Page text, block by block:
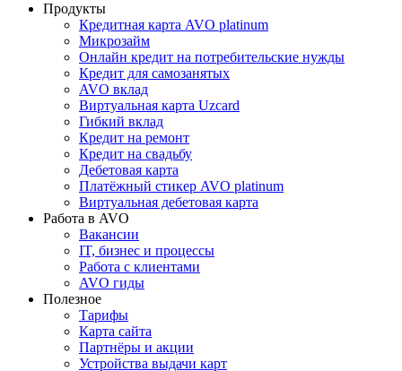
Продукты
Кредитная карта AVO platinum
Микрозайм
Онлайн кредит на потребительские нужды
Кредит для самозанятых
AVO вклад
Виртуальная карта Uzcard
Гибкий вклад
Кредит на ремонт
Кредит на свадьбу
Дебетовая карта
Платёжный стикер AVO platinum
Виртуальная дебетовая карта
Работа в AVO
Вакансии
IT, бизнес и процессы
Работа с клиентами
AVO гиды
Полезное
Тарифы
Карта сайта
Партнёры и акции
Устройства выдачи карт